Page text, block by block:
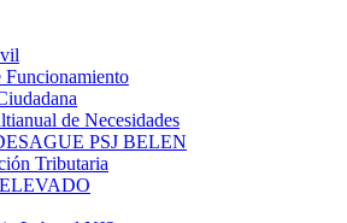
Funcionamiento
de Necesidades
PSJ BELEN
Tributaria